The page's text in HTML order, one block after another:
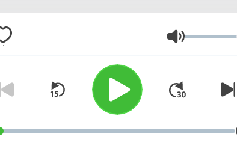
yo también he
escuchar. Hablo un poco
desde mi academia y mi
experiencia pero sobre
desde mi trayecto
terapia. Encuéntrame en
Instagram como
@ariannacondoblen
Volume